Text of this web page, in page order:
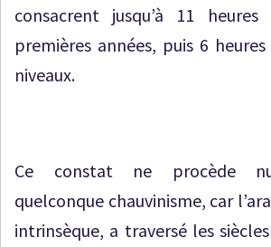
consacrent jusqu’à 11
premières années, puis 6
niveaux.
Ce constat ne procède
quelconque chauvinisme, car
intrinsèque, a traversé les